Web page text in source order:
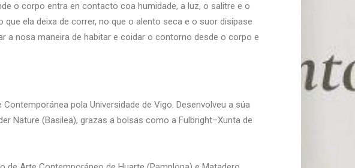
o corpo entra en contacto coa humidade, a luz, o salitre e o
ela deixa de correr, no que o alento seca e o suor disípase
a nosa maneira de habitar e coidar o contorno desde o corpo e
pola Universidade de Vigo. Desenvolveu a súa
Nature (Basilea), grazas a bolsas como a Fulbright–Xunta de